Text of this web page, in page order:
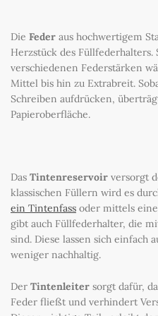
Die Feder aus hochwertigem
Herzstück des Füllfederhalters.
verschiedenen Federstärken
Mittel bis hin zu Extrabreit.
Schreiben aufdrücken,
Papieroberfläche.
Das Tintenreservoir versorgt
klassischen Füllern wird es
ein Tintenfass oder mittels
gibt auch Füllfederhalter, die
sind. Diese lassen sich einfach
weniger nachhaltig.
Der Tintenleiter sorgt dafür,
Feder fließt und verhindert